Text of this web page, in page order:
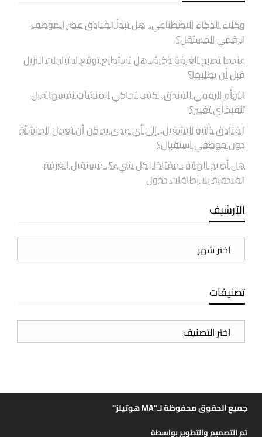
وكلاء الذكاء الاصطناعي.. هل تبدأ الفنادق عصر الموظف
الرقمي المستقل؟
عندما تصبح الغرفة ذكية.. هل تستطيع توقع احتياجات النزيل
قبل أن يطلبها؟
التوأم الرقمي للفندق.. كيف تحاكي المنشآت نفسها قبل
تنفيذ أي تغيير؟
الفنادق ذاتية التشغيل.. إلى أي مدى يمكن أن تعمل المنشأة
دون موظفي استقبال؟
هل أصبح الهاتف مفتاحًا لكل شيء؟.. مستقبل الغرفة
الفندقية بلا بطاقات دخول
الأرشيف
الأرشيف
تصنيفات
تصنيفات
جميع الحقوق محفوظة لـ"MA هوتيلز"
تم التصميم والتطوير بواسطة